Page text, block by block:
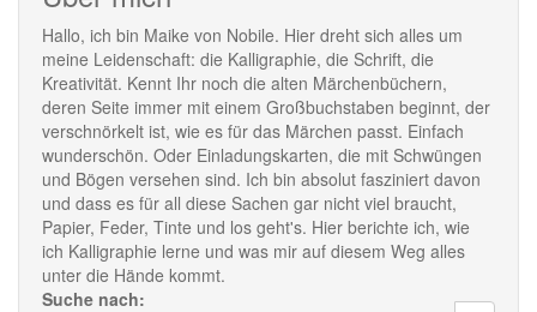
Hallo, ich bin Maike von Nobile. Hier dreht sich alles um
meine Leidenschaft: die Kalligraphie, die Schrift, die
Kreativität. Kennt Ihr noch die alten Märchenbüchern,
deren Seite immer mit einem Großbuchstaben beginnt, der
verschnörkelt ist, wie es für das Märchen passt. Einfach
wunderschön. Oder Einladungskarten, die mit Schwüngen
und Bögen versehen sind. Ich bin absolut fasziniert davon
und dass es für all diese Sachen gar nicht viel braucht,
Papier, Feder, Tinte und los geht's. Hier berichte ich, wie
ich Kalligraphie lerne und was mir auf diesem Weg alles
unter die Hände kommt.
Suche nach: